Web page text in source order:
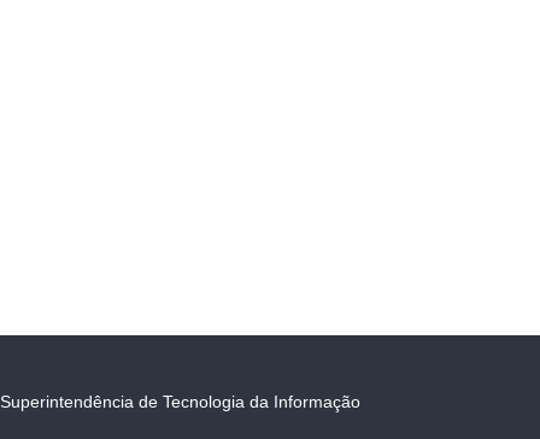
Superintendência de Tecnologia da Informação